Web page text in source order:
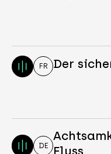
FR Der
DE
Fluss